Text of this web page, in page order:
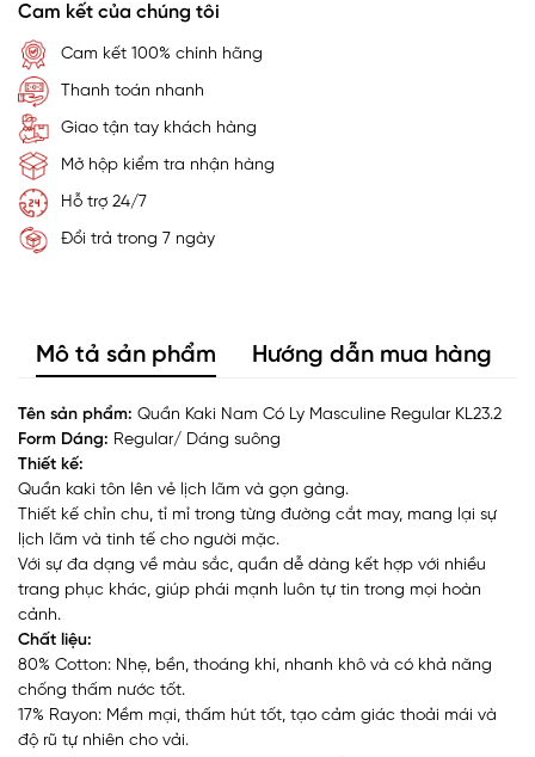
Cam kết của chúng tôi
Cam kết 100% chính hãng
Thanh toán nhanh
Giao tận tay khách hàng
Mở hộp kiểm tra nhận hàng
Hỗ trợ 24/7
Đổi trả trong 7 ngày
Mô tả sản phẩm Hướng dẫn mua hàng
Tên sản phẩm: Quần Kaki Nam Có Ly Masculine Regular KL23.2
Form Dáng: Regular/ Dáng suông
Thiết kế:
Quần kaki tôn lên vẻ lịch lãm và gọn gàng.
Thiết kế chỉn chu, tỉ mỉ trong từng đường cắt may, mang lại sự
lịch lãm và tinh tế cho người mặc.
Với sự đa dạng về màu sắc, quần dễ dàng kết hợp với nhiều
trang phục khác, giúp phái mạnh luôn tự tin trong mọi hoàn
cảnh.
Chất liệu:
80% Cotton: Nhẹ, bền, thoáng khí, nhanh khô và có khả năng
chống thấm nước tốt.
17% Rayon: Mềm mại, thấm hút tốt, tạo cảm giác thoải mái và
độ rũ tự nhiên cho vải.